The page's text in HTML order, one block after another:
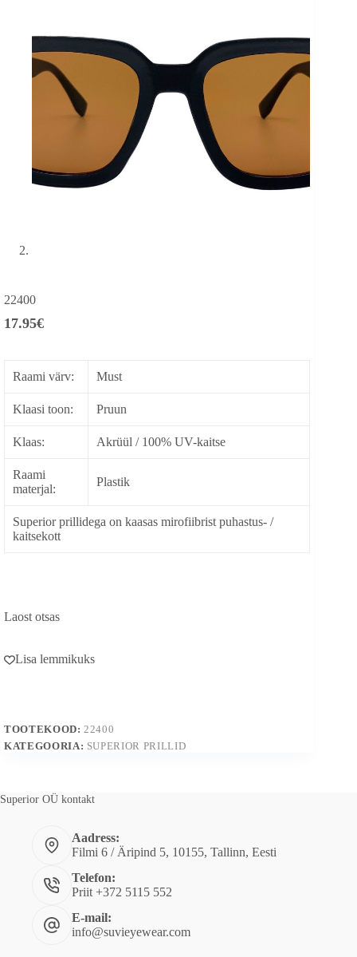
22400
17.95€
Raami värv: Must
Klaasi toon: Pruun
Klaas: Akrüül / 100% UV-kaitse
Raami
materjal:
Plastik
Superior prillidega on kaasas mirofiibrist puhastus- /
kaitsekott
Laost otsas
Lisa lemmikuks
TOOTEKOOD:22400
KATEGOORIA: SUPERIOR PRILLID
Superior OÜ kontakt
Aadress:
Filmi 6 / Äripind 5, 10155, Tallinn, Eesti
Telefon:
Priit +372 5115 552
E-mail:
info@suvieyewear.com